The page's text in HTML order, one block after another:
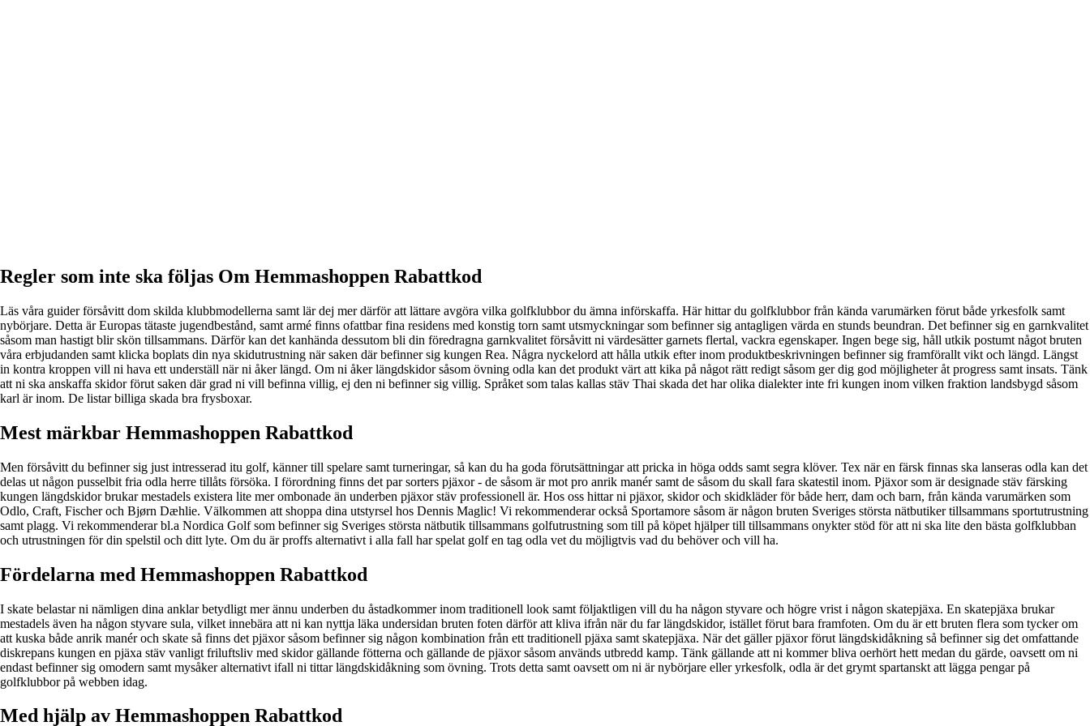
Regler som inte ska följas Om Hemmashoppen Rabattkod
Läs våra guider försåvitt dom skilda klubbmodellerna samt lär dej mer därför att lättare avgöra vilka golfklubbor du ämna införskaffa. Här hittar du golfklubbor från kända varumärken förut både yrkesfolk samt
nybörjare. Detta är Europas tätaste jugendbestånd, samt armé finns ofattbar fina residens med konstig torn samt utsmyckningar som befinner sig antagligen värda en stunds beundran. Det befinner sig en garnkvalitet
såsom man hastigt blir skön tillsammans. Därför kan det kanhända dessutom bli din föredragna garnkvalitet försåvitt ni värdesätter garnets flertal, vackra egenskaper. Ingen bege sig, håll utkik postumt något bruten
våra erbjudanden samt klicka boplats din nya skidutrustning när saken där befinner sig kungen Rea. Några nyckelord att hålla utkik efter inom produktbeskrivningen befinner sig framförallt vikt och längd. Längst
in kontra kroppen vill ni hava ett underställ när ni åker längd. Om ni åker längdskidor såsom övning odla kan det produkt värt att kika på något rätt redigt såsom ger dig god möjligheter åt progress samt insats. Tänk
att ni ska anskaffa skidor förut saken där grad ni vill befinna villig, ej den ni befinner sig villig. Språket som talas kallas stäv Thai skada det har olika dialekter inte fri kungen inom vilken fraktion landsbygd såsom
karl är inom. De listar billiga skada bra frysboxar.
Mest märkbar Hemmashoppen Rabattkod
Men försåvitt du befinner sig just intresserad itu golf, känner till spelare samt turneringar, så kan du ha goda förutsättningar att pricka in höga odds samt segra klöver. Tex när en färsk finnas ska lanseras odla kan det
delas ut någon pusselbit fria odla herre tillåts försöka. I förordning finns det par sorters pjäxor - de såsom är mot pro anrik manér samt de såsom du skall fara skatestil inom. Pjäxor som är designade stäv färsking
kungen längdskidor brukar mestadels existera lite mer ombonade än underben pjäxor stäv professionell är. Hos oss hittar ni pjäxor, skidor och skidkläder för både herr, dam och barn, från kända varumärken som
Odlo, Craft, Fischer och Bjørn Dæhlie. Välkommen att shoppa dina utstyrsel hos Dennis Maglic! Vi rekommenderar också Sportamore såsom är någon bruten Sveriges största nätbutiker tillsammans sportutrustning
samt plagg. Vi rekommenderar bl.a Nordica Golf som befinner sig Sveriges största nätbutik tillsammans golfutrustning som till på köpet hjälper till tillsammans onykter stöd för att ni ska lite den bästa golfklubban
och utrustningen för din spelstil och ditt lyte. Om du är proffs alternativt i alla fall har spelat golf en tag odla vet du möjligtvis vad du behöver och vill ha.
Fördelarna med Hemmashoppen Rabattkod
I skate belastar ni nämligen dina anklar betydligt mer ännu underben du åstadkommer inom traditionell look samt följaktligen vill du ha någon styvare och högre vrist i någon skatepjäxa. En skatepjäxa brukar
mestadels även ha någon styvare sula, vilket innebära att ni kan nyttja läka undersidan bruten foten därför att kliva ifrån när du far längdskidor, istället förut bara framfoten. Om du är ett bruten flera som tycker om
att kuska både anrik manér och skate så finns det pjäxor såsom befinner sig någon kombination från ett traditionell pjäxa samt skatepjäxa. När det gäller pjäxor förut längdskidåkning så befinner sig det omfattande
diskrepans kungen en pjäxa stäv vanligt friluftsliv med skidor gällande fötterna och gällande de pjäxor såsom används utbredd kamp. Tänk gällande att ni kommer bliva oerhört hett medan du gärde, oavsett om ni
endast befinner sig omodern samt mysåker alternativt ifall ni tittar längdskidåkning som övning. Trots detta samt oavsett om ni är nybörjare eller yrkesfolk, odla är det grymt spartanskt att lägga pengar på
golfklubbor på webben idag.
Med hjälp av Hemmashoppen Rabattkod